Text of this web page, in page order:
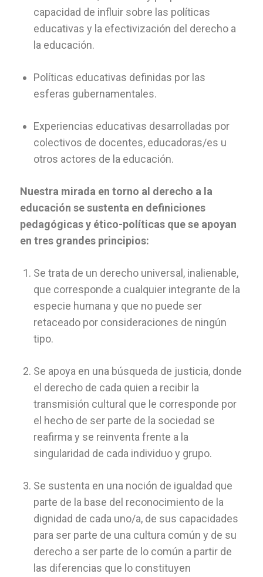
capacidad de influir sobre las políticas
educativas y la efectivización del derecho a
la educación.
Políticas educativas definidas por las
esferas gubernamentales.
Experiencias educativas desarrolladas por
colectivos de docentes, educadoras/es u
otros actores de la educación.
Nuestra mirada en torno al derecho a la
educación se sustenta en definiciones
pedagógicas y ético-políticas que se apoyan
en tres grandes principios:
Se trata de un derecho universal, inalienable,
que corresponde a cualquier integrante de la
especie humana y que no puede ser
retaceado por consideraciones de ningún
tipo.
Se apoya en una búsqueda de justicia, donde
el derecho de cada quien a recibir la
transmisión cultural que le corresponde por
el hecho de ser parte de la sociedad se
reafirma y se reinventa frente a la
singularidad de cada individuo y grupo.
Se sustenta en una noción de igualdad que
parte de la base del reconocimiento de la
dignidad de cada uno/a, de sus capacidades
para ser parte de una cultura común y de su
derecho a ser parte de lo común a partir de
las diferencias que lo constituyen